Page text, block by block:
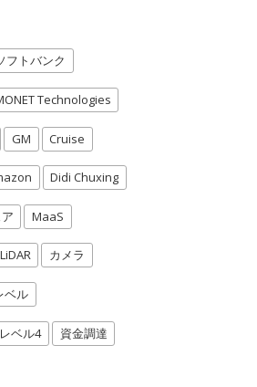
フトバンク
Technologies
GM Cruise
Didi Chuxing
MaaS
LiDAR カメラ
ベル
ベル4 資金調達